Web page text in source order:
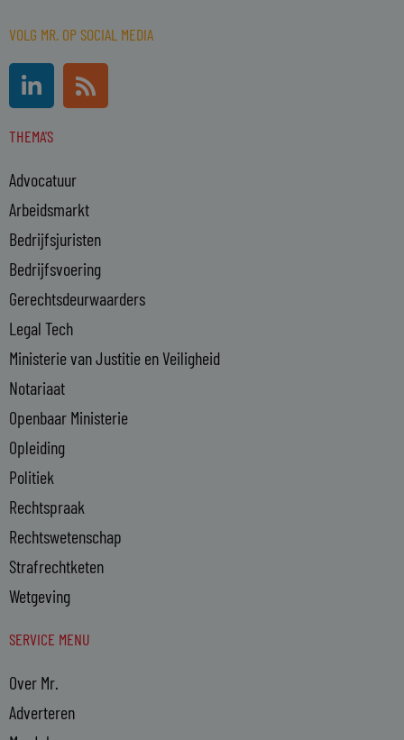
VOLG MR. OP SOCIAL MEDIA
L
i
n
k
d
i
n
-
i
n
R
s
s
THEMA'S
Advocatuur
Arbeidsmarkt
Bedrijfsjuristen
Bedrijfsvoering
Gerechtsdeurwaarders
Legal Tech
Ministerie van Justitie en Veiligheid
Notariaat
Openbaar Ministerie
Opleiding
Politiek
Rechtspraak
Rechtswetenschap
Strafrechtketen
Wetgeving
SERVICE MENU
Over Mr.
Adverteren